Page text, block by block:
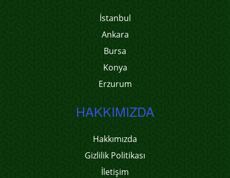
İstanbul
Ankara
Bursa
Konya
Erzurum
HAKKIMIZDA
Hakkımızda
Gizlilik Politikası
İletişim